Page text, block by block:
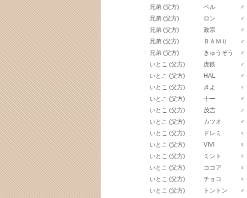
兄弟 (父方) ペル ♂
兄弟 (父方) ロン ♂
兄弟 (父方) 政宗 ♂
兄弟 (父方) ＢＡＭＵ ♂
兄弟 (父方) きゅうぞう ♂
いとこ (父方) 虎鉄 ♂
いとこ (父方) HAL ♂
いとこ (父方) きよ ♀
いとこ (父方) 十一 ♂
いとこ (父方) 茂吉 ♂
いとこ (父方) カツオ ♂
いとこ (父方) ドレミ ♀
いとこ (父方) VIVI ♀
いとこ (父方) ミント ♀
いとこ (父方) ココア ♀
いとこ (父方) チョコ ♀
いとこ (父方) トントン ♂